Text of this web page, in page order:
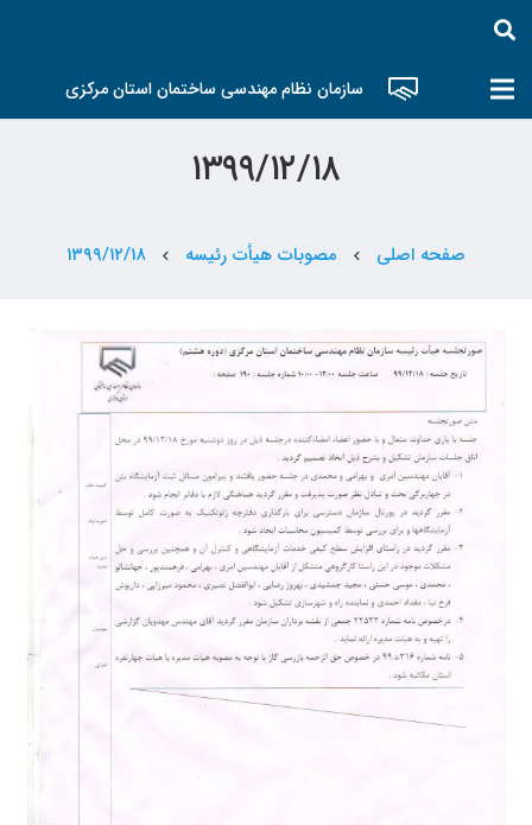
سازمان نظام مهندسی ساختمان استان مرکزی
۱۳۹۹/۱۲/۱۸
صفحه اصلی chevron_left مصوبات هیأت رئیسه chevron_left ۱۳۹۹/۱۲/۱۸